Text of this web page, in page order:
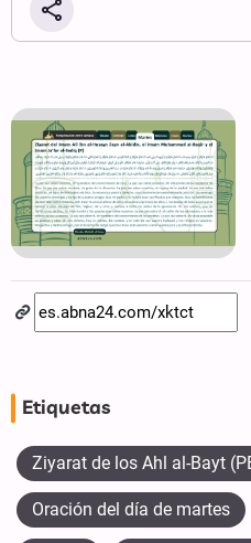
Etiquetas
Ziyarat de los Ahl al-Bayt
Oración del día de martes